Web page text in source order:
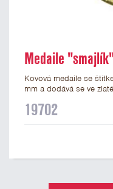
Medaile
Kovová medaile se
mm a dodává se ve
nalepit štítek s
19702